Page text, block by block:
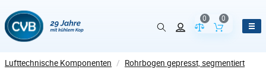
Vergleich der
0
Inhalt des
0
Lufttechnische Komponenten / Rohrbogen gepresst, segmentiert